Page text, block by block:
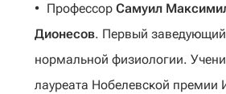
Профессор Самуил
Дионесов. Первый
нормальной физиологии.
лауреата Нобелевской